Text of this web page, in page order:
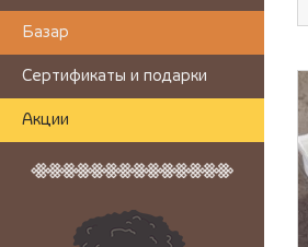
Базар
Сертификаты и подарки
Акции